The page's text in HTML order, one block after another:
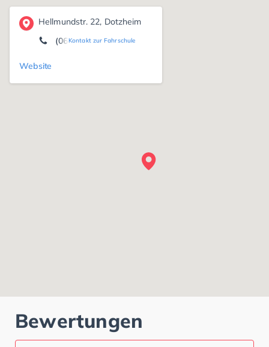
Hellmundstr. 22, Dotzheim
Kontakt zur Fahrschule
(0611) 9 71 69 43
Website
Bewertungen